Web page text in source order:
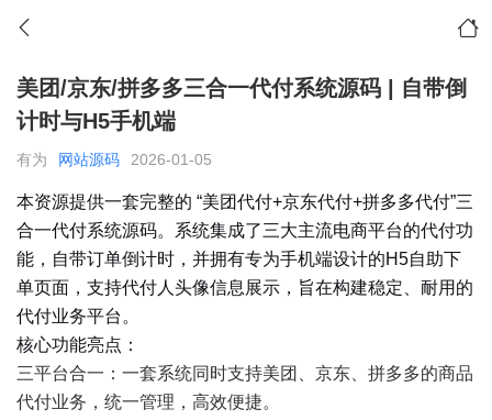
美团/京东/拼多多三合一代付系统源码 | 自带倒
计时与H5手机端
有为 网站源码 2026-01-05
本资源提供一套完整的 “美团代付+京东代付+拼多多代付”三
合一代付系统源码。系统集成了三大主流电商平台的代付功
能，自带订单倒计时，并拥有专为手机端设计的H5自助下
单页面，支持代付人头像信息展示，旨在构建稳定、耐用的
代付业务平台。
核心功能亮点：
三平台合一：一套系统同时支持美团、京东、拼多多的商品
代付业务，统一管理，高效便捷。